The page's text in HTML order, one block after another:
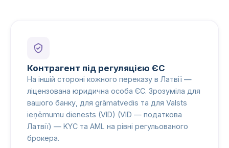
Контрагент під регуляцією ЄС
На іншій стороні кожного переказу в Латвії —
ліцензована юридична особа ЄС. Зрозуміла для
вашого банку, для grāmatvedis та для Valsts
ieņēmumu dienests (VID) (VID — податкова
Латвії) — KYC та AML на рівні регульованого
брокера.